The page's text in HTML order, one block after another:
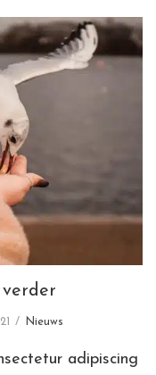
verder
Nieuws
adipiscing